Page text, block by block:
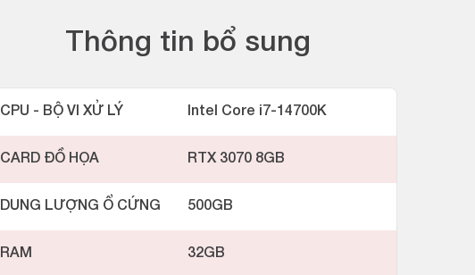
Thông tin bổ sung
CPU - BỘ VI XỬ LÝ Intel Core i7-14700K
CARD ĐỒ HỌA RTX 3070 8GB
DUNG LƯỢNG Ổ CỨNG 500GB
RAM 32GB